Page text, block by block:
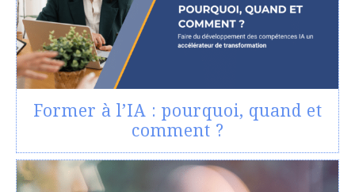
Former à l’IA : pourquoi, quand et
comment ?